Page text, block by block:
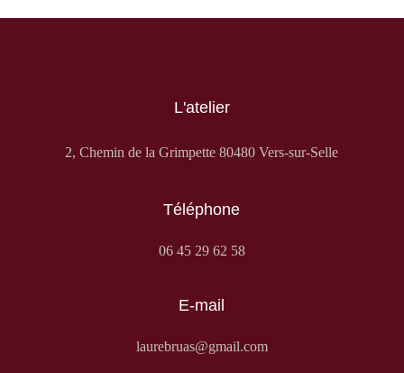
L'atelier
2, Chemin de la Grimpette 80480 Vers-sur-Selle
Téléphone
06 45 29 62 58
E-mail
laurebruas@gmail.com